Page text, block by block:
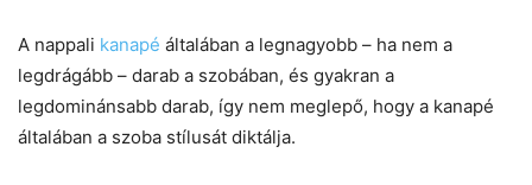
A nappali kanapé általában a legnagyobb – ha nem a
legdrágább – darab a szobában, és gyakran a
legdominánsabb darab, így nem meglepő, hogy a kanapé
általában a szoba stílusát diktálja.